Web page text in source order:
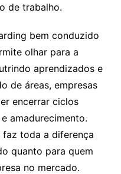
de trabalho.
bem conduzido
olhar para a
aprendizados e
de áreas, empresas
encerrar ciclos
amadurecimento.
faz toda a diferença
quanto para quem
no mercado.